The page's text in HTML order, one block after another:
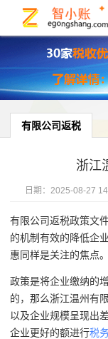
有限公司返税
浙江
日期： 2025-08-27
有限公司返税政策文
的机制有效的降低企
惠同样是关注的焦点。
政策是将企业缴纳的
的，那么浙江温州有
以及企业规模呈现出
企业更好的额进行税